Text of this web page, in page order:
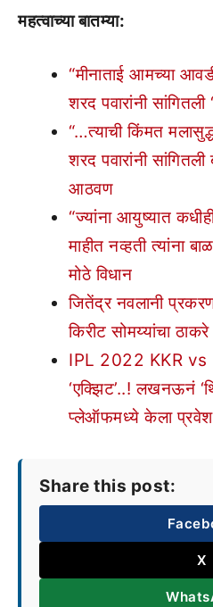
महत्वाच्या बातम्या:
“मीनाताई आमच्या
शरद पवारांनी
“…त्याची किंमत
शरद पवारांनी
आठवण
“ज्यांना आयुष्यात
माहीत नव्हती त्यांना
मोठे विधान
जितेंद्र नवलानी
किरीट सोमय्यांचा
IPL 2022 KKR vs
‘एक्झिट’..! लखनऊनं
प्लेऑफमध्ये केला
Share this post:
X